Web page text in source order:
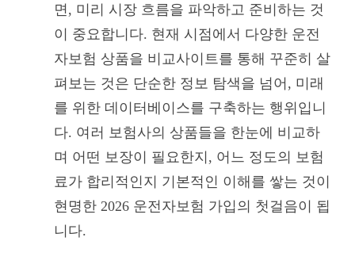
면, 미리 시장 흐름을 파악하고 준비하는 것
이 중요합니다. 현재 시점에서 다양한 운전
자보험 상품을 비교사이트를 통해 꾸준히 살
펴보는 것은 단순한 정보 탐색을 넘어, 미래
를 위한 데이터베이스를 구축하는 행위입니
다. 여러 보험사의 상품들을 한눈에 비교하
며 어떤 보장이 필요한지, 어느 정도의 보험
료가 합리적인지 기본적인 이해를 쌓는 것이
현명한 2026 운전자보험 가입의 첫걸음이 됩
니다.